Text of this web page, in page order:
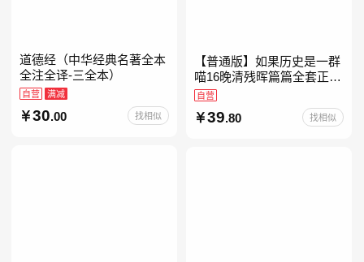
道德经（中华经典名著全本
全注全译-三全本）
自营 满减
30.00 找相似
【普通版】如果历史是一群
喵16晚清残晖篇篇全套正版
1-156册肥志著漫画8周年纪
念版套装3册小学生课外阅
读儿童西游喵知识
自营
39.80 找相似